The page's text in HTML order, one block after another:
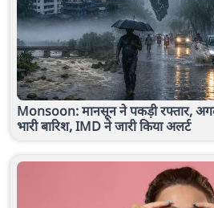
Monsoon: मानसून ने पकड़ी रफ्तार,
भारी बारिश, IMD ने जारी किया अलर्ट